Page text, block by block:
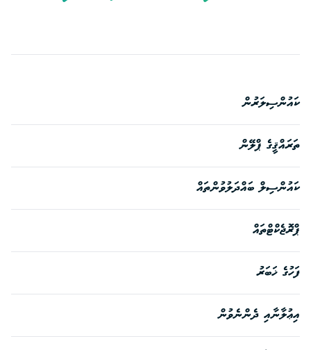
ކައުންސިލަރުން
ތަރައްޤީގެ ޕްލޭން
ކައުންސިލް ބައްދަލުވުންތައް
ޕްރޮޖެކްޓްތައް
ފަހުގެ ޚަބަރު
އިޢުލާނާއި ދެންނެވުން